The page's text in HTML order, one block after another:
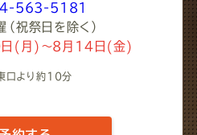
563-5181
祝祭日を除く）
日(月)～8月14日(金)
口より約10分